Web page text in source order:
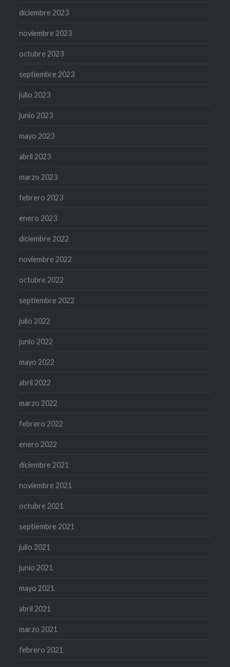
diciembre 2023
noviembre 2023
octubre 2023
septiembre 2023
julio 2023
junio 2023
mayo 2023
abril 2023
marzo 2023
febrero 2023
enero 2023
diciembre 2022
noviembre 2022
octubre 2022
septiembre 2022
julio 2022
junio 2022
mayo 2022
abril 2022
marzo 2022
febrero 2022
enero 2022
diciembre 2021
noviembre 2021
octubre 2021
septiembre 2021
julio 2021
junio 2021
mayo 2021
abril 2021
marzo 2021
febrero 2021